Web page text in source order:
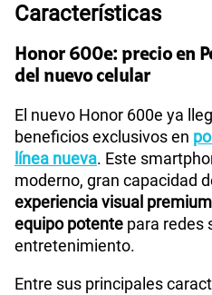
Características
Honor 600e: precio en
del nuevo celular
El nuevo Honor 600e ya
beneficios exclusivos en
línea nueva. Este
moderno, gran capacidad
experiencia visual
equipo potente para redes
entretenimiento.
Entre sus principales